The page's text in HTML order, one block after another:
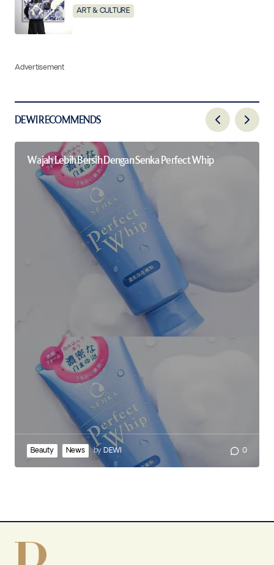
ART & CULTURE
Advertisement
DEWI RECOMMENDS
Wajah Lebih Bersih Dengan Senka Perfect Whip
Beauty News by DEWI 0